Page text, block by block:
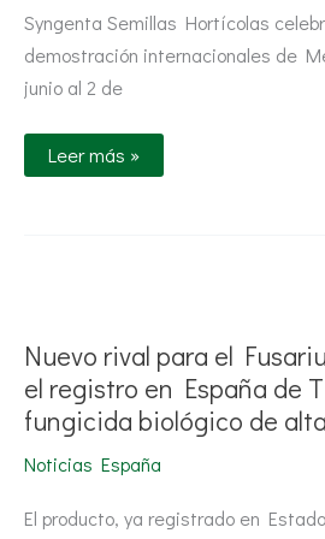
Syngenta Semillas Hortícolas
demostración internacionales de
junio al 2 de
Leer más »
Nuevo rival para el
el registro en España de
fungicida biológico de
Noticias España
El producto, ya registrado en
Fusarium:
ATENS
logra
el
registro
en
España
TRICOTEN